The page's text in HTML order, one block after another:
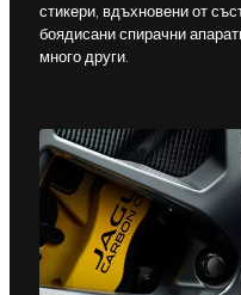
стикери, вдъхновени от
боядисани спирачни
много други.